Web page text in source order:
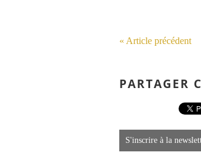
« Article précédent
PARTAGER
S'inscrire à la